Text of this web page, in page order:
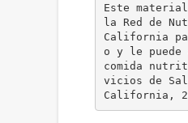
Este
la Red de
California
o y le puede
comida
vicios de